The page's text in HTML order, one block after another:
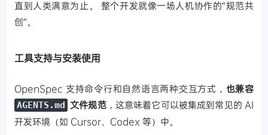
直到人类满意为止。
整个开发就像一场人机协作的“规范共
创”。
工具支持与安装使用
OpenSpec 支持命令行和自然语言两种交互方式， 也兼容
AGENTS.md 文件规范，这意味着它可以被集成到常见的 AI
开发环境（如 Cursor、Codex 等）中。